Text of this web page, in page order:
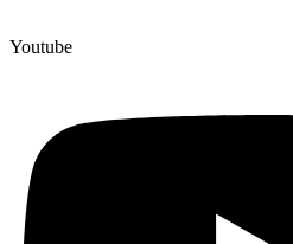
Youtube